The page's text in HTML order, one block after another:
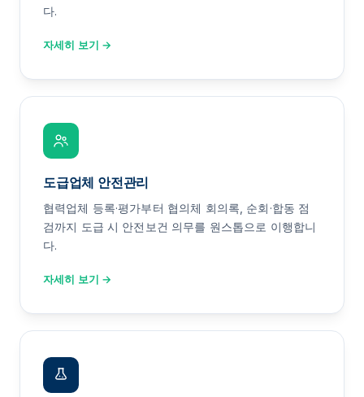
다.
자세히 보기 →
도급업체 안전관리
협력업체 등록·평가부터 협의체 회의록, 순회·합동 점
검까지 도급 시 안전보건 의무를 원스톱으로 이행합니
다.
자세히 보기 →